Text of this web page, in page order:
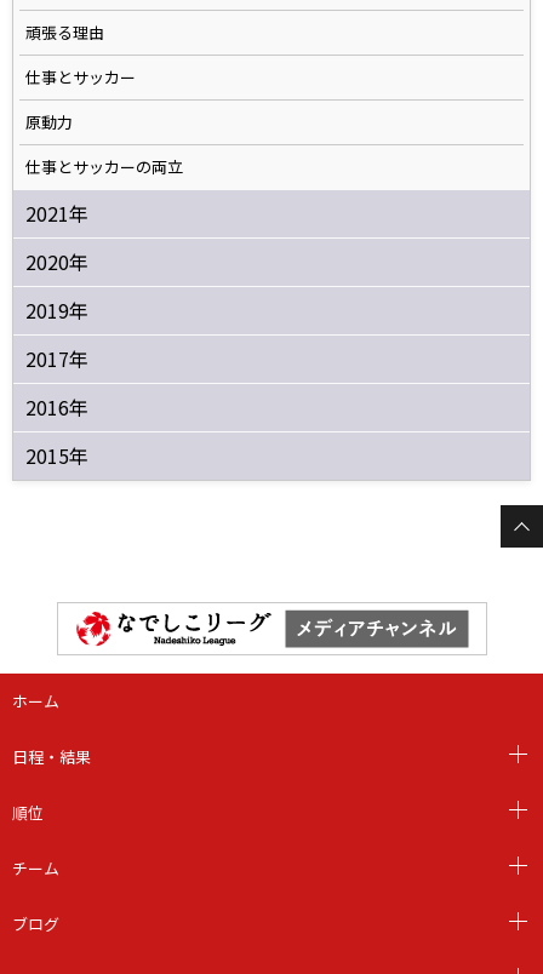
頑張る理由
仕事とサッカー
原動力
仕事とサッカーの両立
2021年
2020年
2019年
2017年
2016年
2015年
ホーム
日程・結果
順位
チーム
ブログ